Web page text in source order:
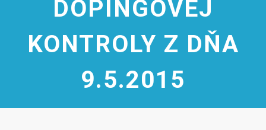
DOPINGOVEJ
KONTROLY Z DŇA
9.5.2015